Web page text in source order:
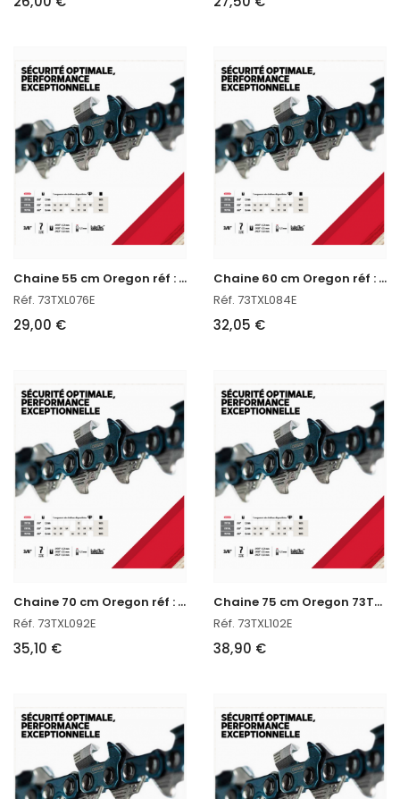
C
haine 55 cm Oregon réf : 73TXL076E
Réf. 73TXL076E
29,00 €
C
haine 60 cm Oregon réf : 73TXL084E
Réf. 73TXL084E
32,05 €
C
haine 70 cm Oregon réf : 73TXL092E
Réf. 73TXL092E
35,10 €
C
haine 75 cm Oregon 73TXL102E
Réf. 73TXL102E
38,90 €